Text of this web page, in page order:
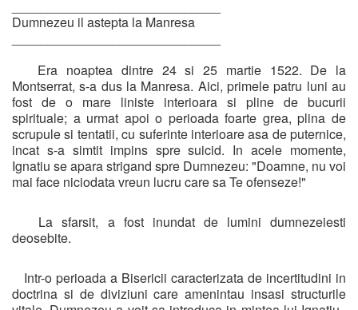
Dumnezeu il astepta la Manresa
Era noaptea dintre 24 si 25 martie 1522. De la
Montserrat, s-a dus la Manresa. Aici, primele patru luni au
fost de o mare liniste interioara si pline de bucurii
spirituale; a urmat apoi o perioada foarte grea, plina de
scrupule si tentatii, cu suferinte interioare asa de puternice,
incat s-a simtit impins spre suicid. In acele momente,
Ignatiu se apara strigand spre Dumnezeu: "Doamne, nu voi
mai face niciodata vreun lucru care sa Te ofenseze!"
La sfarsit, a fost inundat de lumini dumnezeiesti
deosebite.
Intr-o perioada a Bisericii caracterizata de incertitudini in
doctrina si de diviziuni care amenintau insasi structurile